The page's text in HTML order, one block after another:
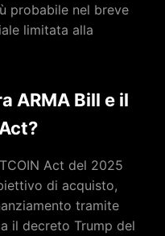
probabile nel breve
limitata alla
ARMA Bill e il
Act del 2025
di acquisto,
tramite
il decreto Trump del